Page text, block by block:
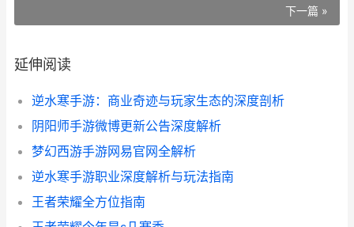
下一篇 »
延伸阅读
逆水寒手游：商业奇迹与玩家生态的深度剖析
阴阳师手游微博更新公告深度解析
梦幻西游手游网易官网全解析
逆水寒手游职业深度解析与玩法指南
王者荣耀全方位指南